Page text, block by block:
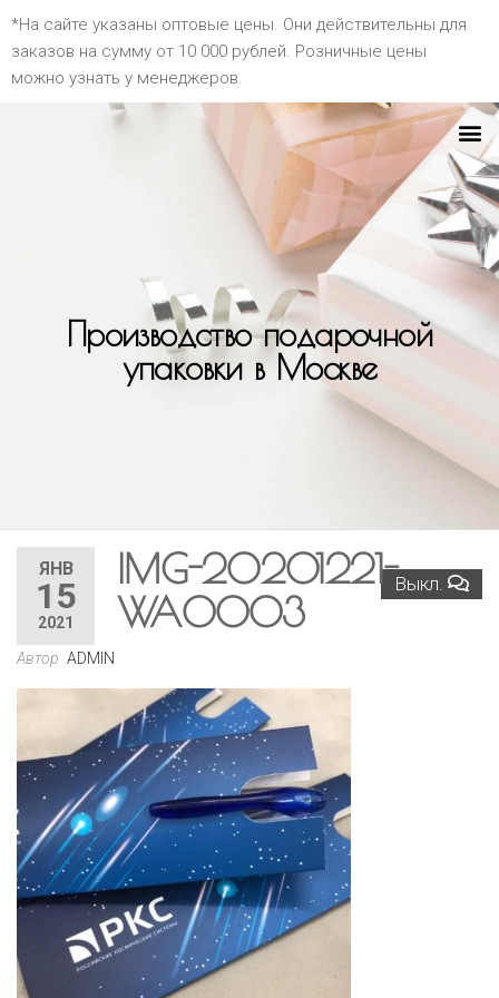
*На сайте указаны оптовые цены. Они действительны для
заказов на сумму от 10 000 рублей. Розничные цены
можно узнать у менеджеров.
Производство подарочной
упаковки в Москве
ЯНВ
15
2021
Выкл.
IMG-20201221-
WA0003
Автор ADMIN